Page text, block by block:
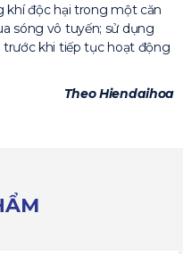
khí độc hại trong một căn
sóng vô tuyến; sử dụng
trước khi tiếp tục hoạt động
Theo Hiendaihoa